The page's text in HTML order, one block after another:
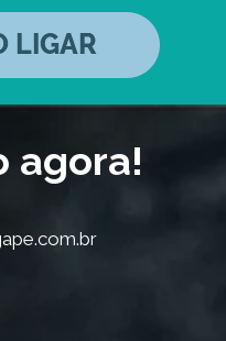
agora!